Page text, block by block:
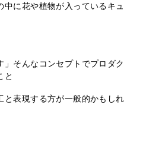
に花や植物が入っているキュ
」そんなコンセプトでプロダク
と
と表現する方が一般的かもしれ